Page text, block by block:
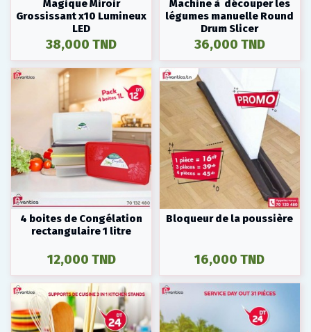
Magique Miroir
Grossissant x10 Lumineux
LED
38,000 TND
Machine à découper les
légumes manuelle Round
Drum Slicer
36,000 TND
4 boites de Congélation
rectangulaire 1 litre
12,000 TND
Bloqueur de la poussière
16,000 TND